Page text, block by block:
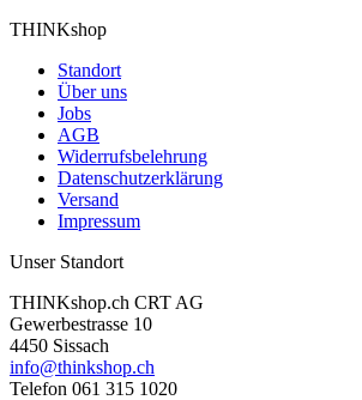
THINKshop
Standort
Über uns
Jobs
AGB
Widerrufsbelehrung
Datenschutzerklärung
Versand
Impressum
Unser Standort
THINKshop.ch CRT AG
Gewerbestrasse 10
4450 Sissach
info@thinkshop.ch
Telefon 061 315 1020